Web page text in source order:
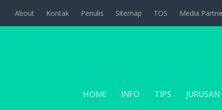
About Kontak Penulis Sitemap TOS Media
HOME INFO TIPS JURUSAN